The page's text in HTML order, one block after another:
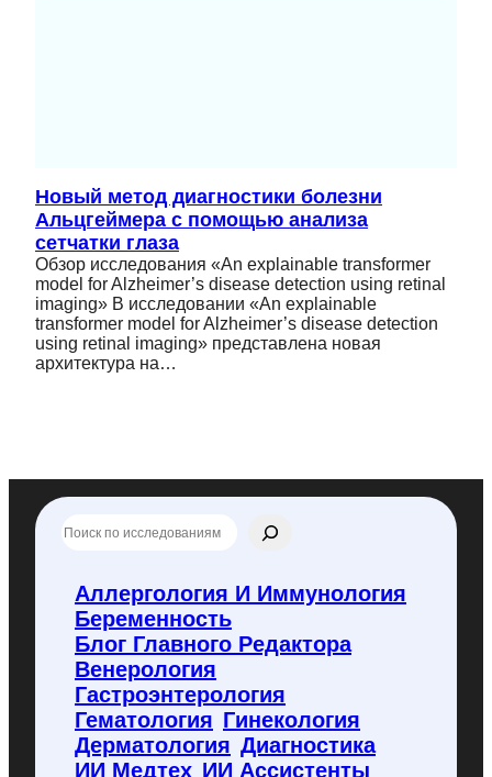
Новый метод диагностики болезни
Альцгеймера с помощью анализа
сетчатки глаза
Обзор исследования «An explainable transformer
model for Alzheimer’s disease detection using retinal
imaging» В исследовании «An explainable
transformer model for Alzheimer’s disease detection
using retinal imaging» представлена новая
архитектура на…
о
Аллергология И Иммунология
Беременность
Блог Главного Редактора
Венерология
Гастроэнтерология
Гематология Гинекология
Дерматология Диагностика
ИИ Медтех ИИ Ассистенты